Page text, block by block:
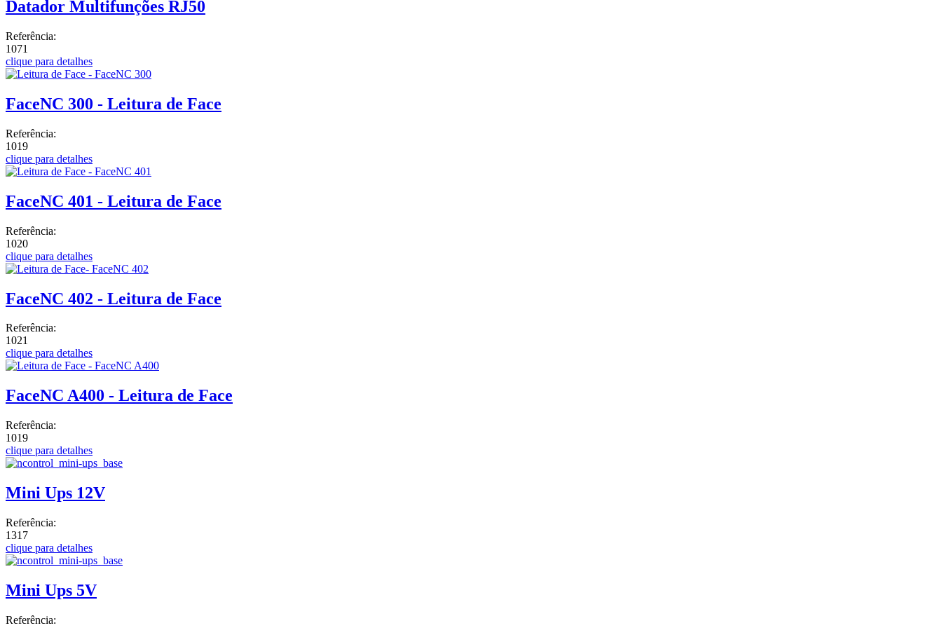
Datador Multifunções RJ50
Referência:
1071
clique para detalhes
FaceNC 300 - Leitura de Face
Referência:
1019
clique para detalhes
FaceNC 401 - Leitura de Face
Referência:
1020
clique para detalhes
FaceNC 402 - Leitura de Face
Referência:
1021
clique para detalhes
FaceNC A400 - Leitura de Face
Referência:
1019
clique para detalhes
Mini Ups 12V
Referência:
1317
clique para detalhes
Mini Ups 5V
Referência: